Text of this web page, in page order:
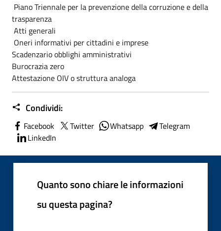
Piano Triennale per la prevenzione della corruzione e della
trasparenza
Atti generali
Oneri informativi per cittadini e imprese
Scadenzario obblighi amministrativi
Burocrazia zero
Attestazione OIV o struttura analoga
Condividi:
Facebook Twitter Whatsapp
Telegram
LinkedIn
Quanto sono chiare le informazioni
su questa pagina?